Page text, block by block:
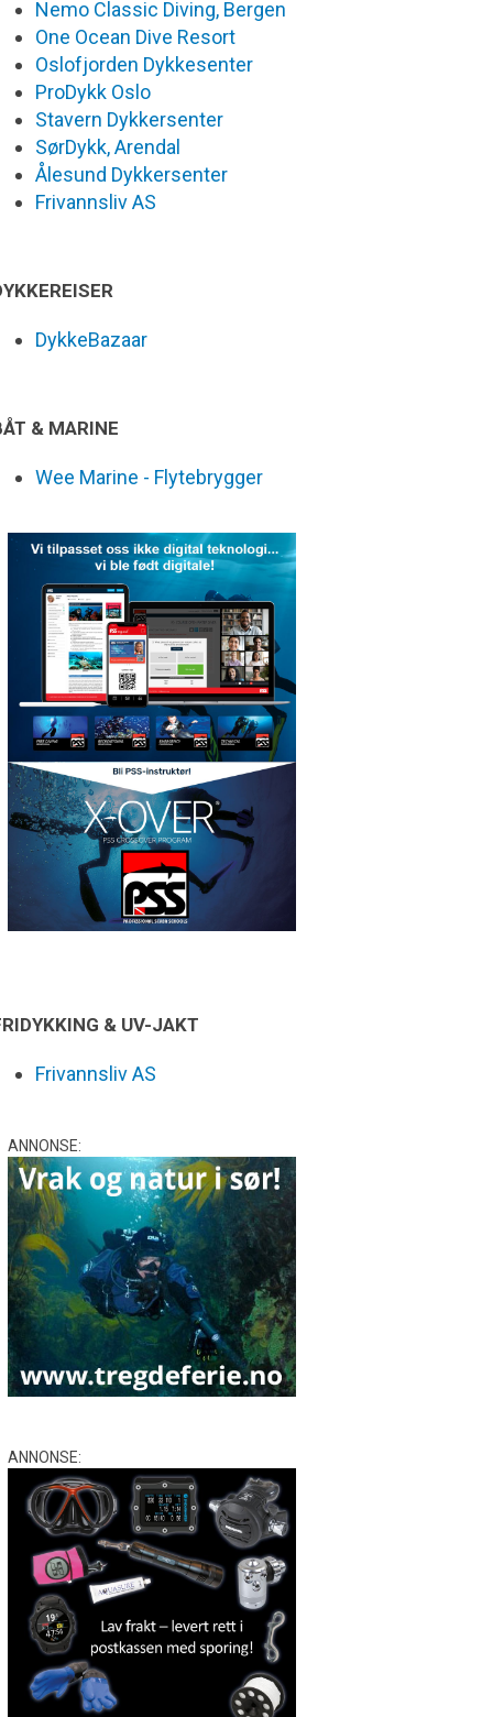
Nemo Classic Diving, Bergen
One Ocean Dive Resort
Oslofjorden Dykkesenter
ProDykk Oslo
Stavern Dykkersenter
SørDykk, Arendal
Ålesund Dykkersenter
Frivannsliv AS
DykkeBazaar
& MARINE
Wee Marine - Flytebrygger
& UV-JAKT
Frivannsliv AS
ANNONSE:
ANNONSE: